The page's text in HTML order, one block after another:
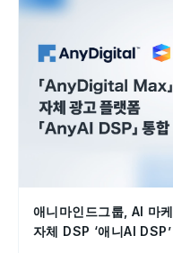
애니마인드그룹, AI 마
자체 DSP ‘애니AI